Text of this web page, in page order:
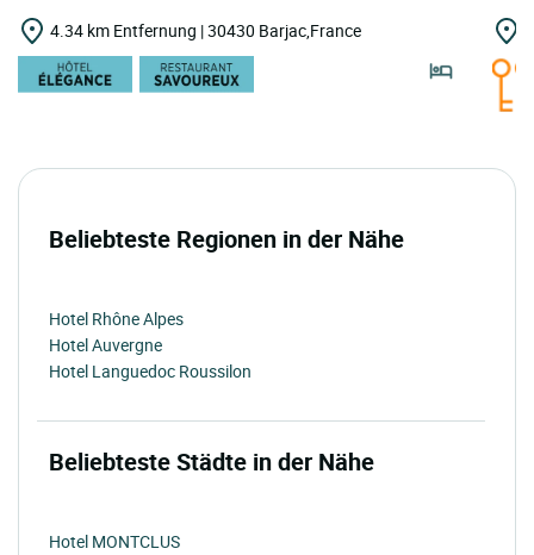
4.34 km Entfernung | 30430 Barjac,France
Beliebteste Regionen in der Nähe
Hotel Rhône Alpes
Hotel Auvergne
Hotel Languedoc Roussilon
Beliebteste Städte in der Nähe
Hotel MONTCLUS